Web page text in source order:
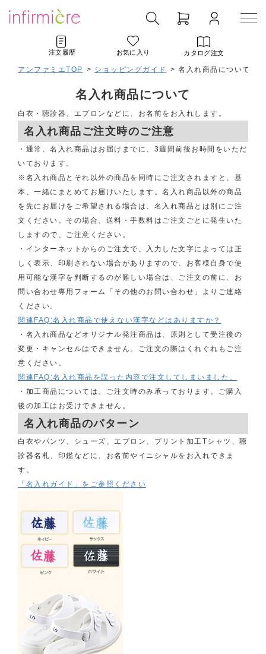
注文履歴 お気に入り カタログ注文
アンファミエTOP > ショッピングガイド > 名入れ商品について
名入れ商品について
白衣・聴診器、エプロンなどに、お名前をお入れします。
名入れ商品ご注文時のご注意
・通常、名入れ商品はお届けまでに、3週間前後お時間をいただ
いております。
※名入れ商品とそれ以外の商品を同時にご注文されますと、基
本、一緒にまとめてお届けいたします。名入れ商品以外の商品
を先にお届けをご希望される場合は、名入れ商品とは別にご注
文ください。その場合、送料・手数料はご注文ごとに発生いた
しますので、ご注意ください。
・インターネットからのご注文で、入力した文字によっては正
しく表示、印刷されない場合がありますので、お客様自身で使
用可能な漢字を判断するのが難しい場合は、ご注文の前に、お
問い合わせ専用フォーム「その他のお問い合わせ」よりご連絡
ください。
関連FAQ:名入れ商品で使えない漢字などはありますか？
・名入れ商品などオリジナル発注商品は、原則として受注後の
変更・キャンセルはできません。ご注文の際はくれぐれもご注
意ください。
関連FAQ:名入れ商品を誤った内容で注文してしまいました。
・加工商品については、ご注文時のみ承っております。ご購入
後の加工はお受けできません。
名入れ商品のパターン
白衣やパンツ、シューズ、エプロン、プリント加工Tシャツ、聴
診器名札、印鑑などに、お名前やイニシャルをお入れできま
す。
「名入れガイド」をご参照ください